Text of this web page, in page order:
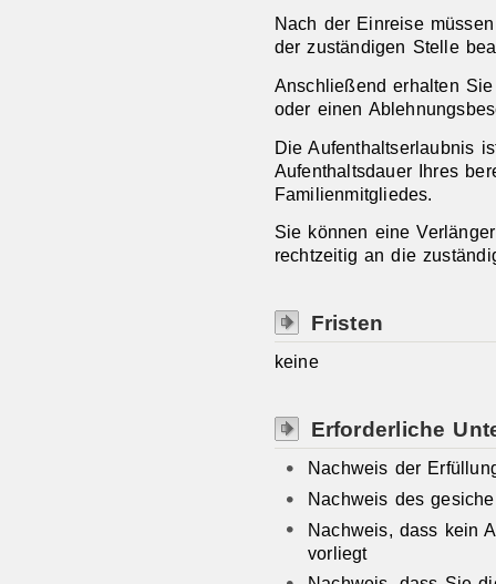
Nach der Einreise
der zuständigen Stelle
Anschließend erhalten
oder einen
Die Aufenthaltserlaubnis
Aufenthaltsdauer Ihres
Familienmitgliedes.
Sie können eine
rechtzeitig an die
Fristen
keine
Erforderliche
Nachweis der
Nachweis des
Nachweis, dass kein
vorliegt